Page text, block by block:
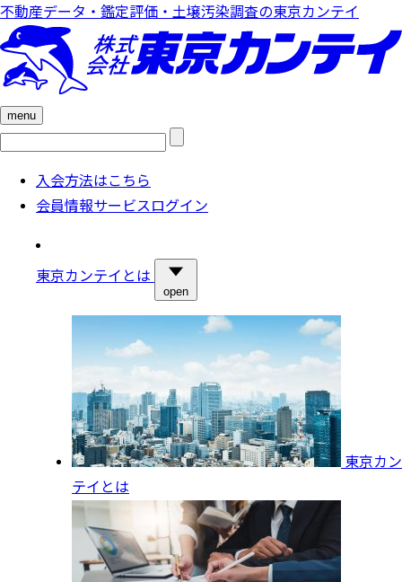
不動産データ・鑑定評価・土壌汚染調査の東京カンテイ
menu
検
入会方法はこちら
会員情報サービスログイン
東京カンテイとは
open
東京カン
テイとは